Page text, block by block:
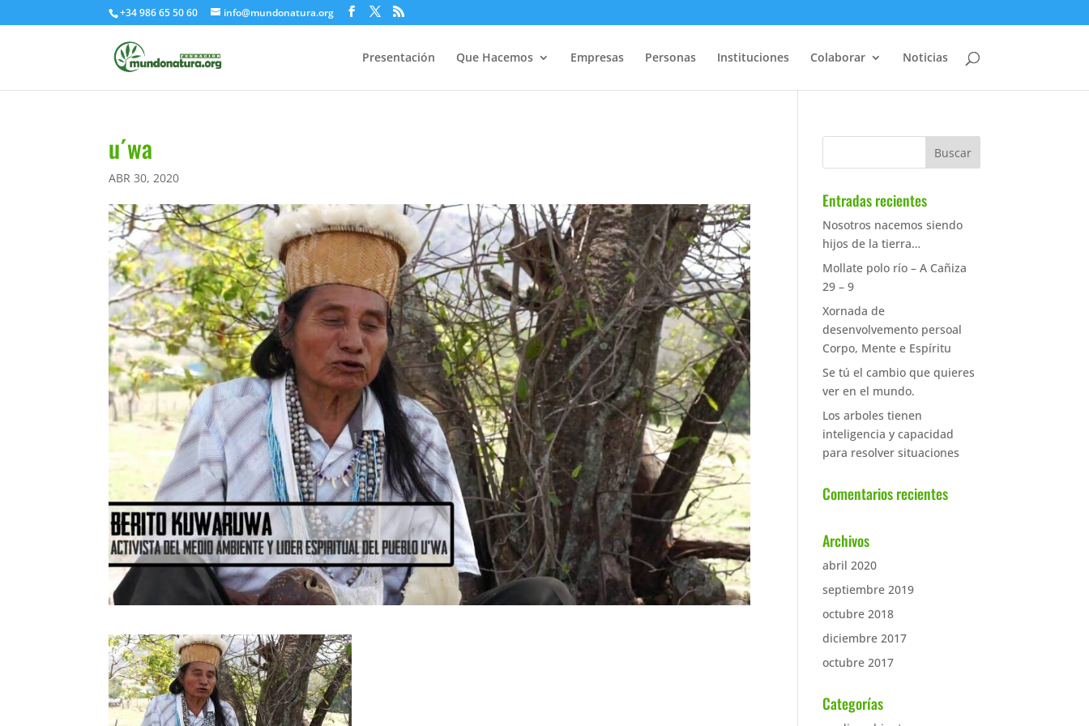
+34 986 65 50 60 info@mundonatura.org
Presentación Que Hacemos Empresas Personas Instituciones Colaborar Noticias
u´wa
ABR 30, 2020
Entradas recientes
Nosotros nacemos siendo
hijos de la tierra…
Mollate polo río – A Cañiza
29 – 9
Xornada de
desenvolvemento persoal
Corpo, Mente e Espíritu
Se tú el cambio que quieres
ver en el mundo.
Los arboles tienen
inteligencia y capacidad
para resolver situaciones
Comentarios recientes
Archivos
abril 2020
septiembre 2019
octubre 2018
diciembre 2017
octubre 2017
Categorías